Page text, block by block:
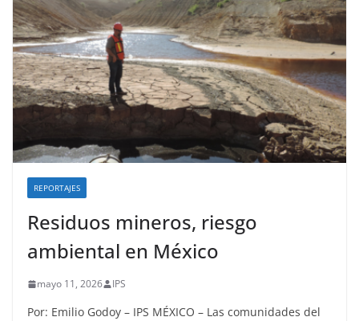
REPORTAJES
Residuos mineros, riesgo
ambiental en México
mayo 11, 2026 IPS
Por: Emilio Godoy – IPS MÉXICO – Las comunidades del